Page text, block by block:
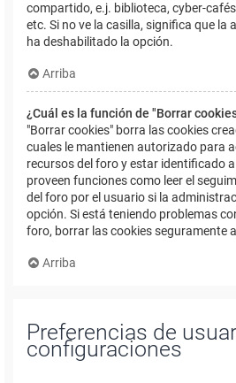
compartido, e.j. biblioteca, cyber-
etc. Si no ve la casilla, significa que la
ha deshabilitado la opción.
Arriba
¿Cuál es la función de "Borrar
"Borrar cookies" borra las cookies
cuales le mantienen autorizado para
recursos del foro y estar identificado
proveen funciones como leer el
del foro por el usuario si la
opción. Si está teniendo problemas
foro, borrar las cookies seguramente
Arriba
Preferencias de
configuraciones